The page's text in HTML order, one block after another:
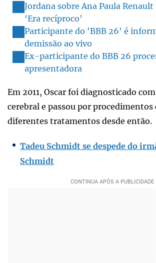
Jordana sobre Ana Paula
‘Era recíproco’
Participante do 'BBB 26' é
demissão ao vivo
Ex-participante do BBB 26
apresentadora
Em 2011, Oscar foi diagnosticado
cerebral e passou por procedimentos
diferentes tratamentos desde então.
Tadeu Schmidt se despede do
Schmidt